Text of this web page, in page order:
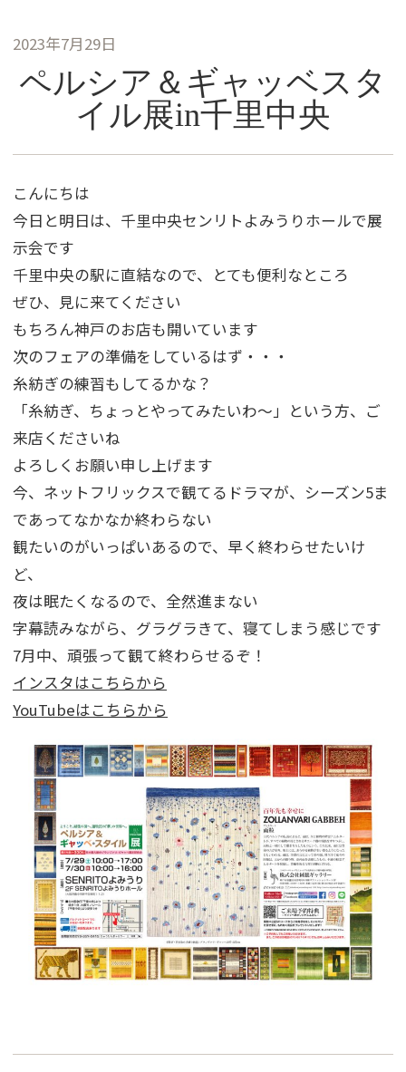
2023年7月29日
ペルシア＆ギャッベスタ
イル展in千里中央
こんにちは
今日と明日は、千里中央センリトよみうりホールで展
示会です
千里中央の駅に直結なので、とても便利なところ
ぜひ、見に来てください
もちろん神戸のお店も開いています
次のフェアの準備をしているはず・・・
糸紡ぎの練習もしてるかな？
「糸紡ぎ、ちょっとやってみたいわ～」という方、ご
来店くださいね
よろしくお願い申し上げます
今、ネットフリックスで観てるドラマが、シーズン5ま
であってなかなか終わらない
観たいのがいっぱいあるので、早く終わらせたいけ
ど、
夜は眠たくなるので、全然進まない
字幕読みながら、グラグラきて、寝てしまう感じです
7月中、頑張って観て終わらせるぞ！
インスタはこちらから
YouTubeはこちらから